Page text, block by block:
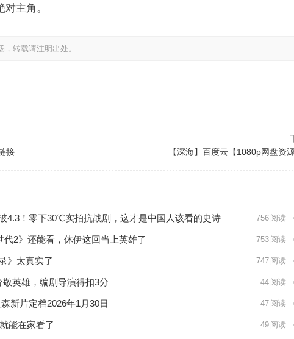
主角。
转载请注明出处。
接
【深海】百度云【1080p网盘资源
4.3！零下30℃实拍抗战剧，这才是中国人该看的史诗 756 阅读
代2》还能看，休伊这回当上英雄了 753 阅读
》太真实了 747 阅读
英雄，编剧导演得扣3分 44 阅读
新片定档2026年1月30日 47 阅读
能在家看了 49 阅读